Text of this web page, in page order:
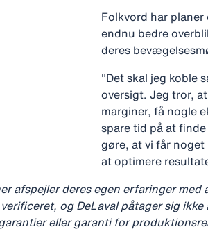
Folkvord har
endnu bedre
deres
"Det skal jeg koble
oversigt. Jeg tror,
marginer, få nogle
spare tid på at
gøre, at vi får
at optimere
afspejler deres egen erfaringer med
og DeLaval påtager sig
eller garanti for